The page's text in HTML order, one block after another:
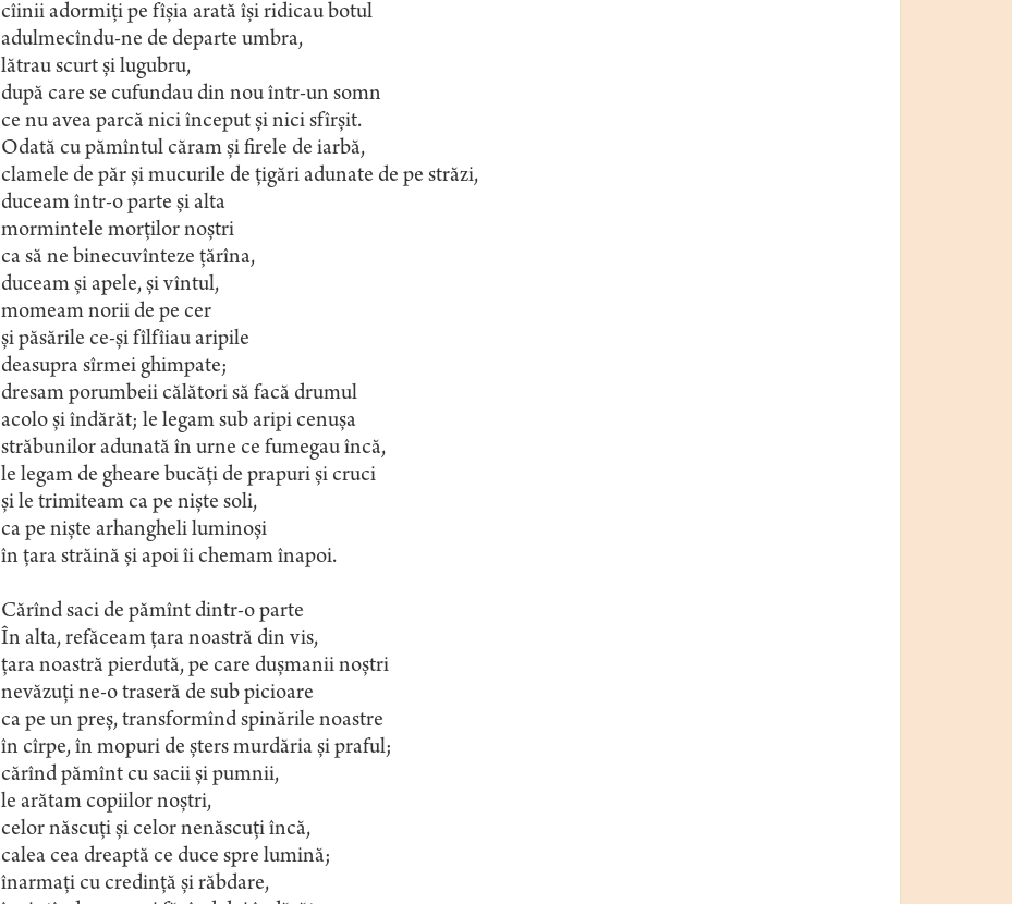
cîinii adormiți pe fîșia arată își ridicau botul
adulmecîndu-ne de departe umbra,
lătrau scurt și lugubru,
după care se cufundau din nou într-un somn
ce nu avea parcă nici început și nici sfîrșit.
Odată cu pămîntul căram și firele de iarbă,
clamele de păr și mucurile de țigări adunate de pe străzi,
duceam într-o parte și alta
mormintele morților noștri
ca să ne binecuvînteze țărîna,
duceam și apele, și vîntul,
momeam norii de pe cer
și păsările ce-și fîlfîiau aripile
deasupra sîrmei ghimpate;
dresam porumbeii călători să facă drumul
acolo și îndărăt; le legam sub aripi cenușa
străbunilor adunată în urne ce fumegau încă,
le legam de gheare bucăți de prapuri și cruci
și le trimiteam ca pe niște soli,
ca pe niște arhangheli luminoși
în țara străină și apoi îi chemam înapoi.
Cărînd saci de pămînt dintr-o parte
În alta, refăceam țara noastră din vis,
țara noastră pierdută, pe care dușmanii noștri
nevăzuți ne-o traseră de sub picioare
ca pe un preș, transformînd spinările noastre
în cîrpe, în mopuri de șters murdăria și praful;
cărînd pămînt cu sacii și pumnii,
le arătam copiilor noștri,
celor născuți și celor nenăscuți încă,
calea cea dreaptă ce duce spre lumină;
înarmați cu credință și răbdare,